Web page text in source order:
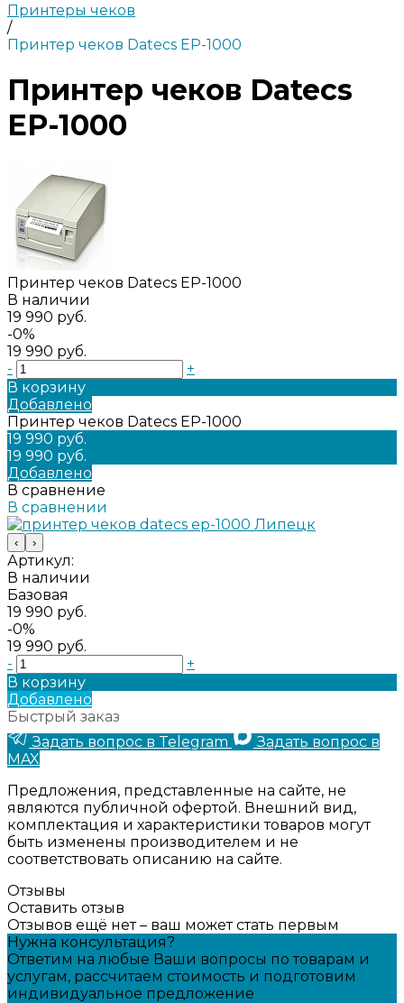
Принтеры чеков
/
Принтер чеков Datecs EP-1000
Принтер чеков Datecs
EP-1000
Принтер чеков Datecs EP-1000
В наличии
19 990 руб.
-0%
19 990 руб.
-
+
В корзину
Добавлено
Принтер чеков Datecs EP-1000
19 990 руб.
19 990 руб.
Добавлено
В сравнение
В сравнении
‹ ›
Артикул:
В наличии
Базовая
19 990 руб.
-0%
19 990 руб.
-
+
В корзину
Добавлено
Быстрый заказ
Задать вопрос в Telegram
Задать вопрос в
MAX
Предложения, представленные на сайте, не
являются публичной офертой. Внешний вид,
комплектация и характеристики товаров могут
быть изменены производителем и не
соответствовать описанию на сайте.
Отзывы
Оставить отзыв
Отзывов ещё нет – ваш может стать первым
Нужна консультация?
Ответим на любые Ваши вопросы по товарам и
услугам, рассчитаем стоимость и подготовим
индивидуальное предложение